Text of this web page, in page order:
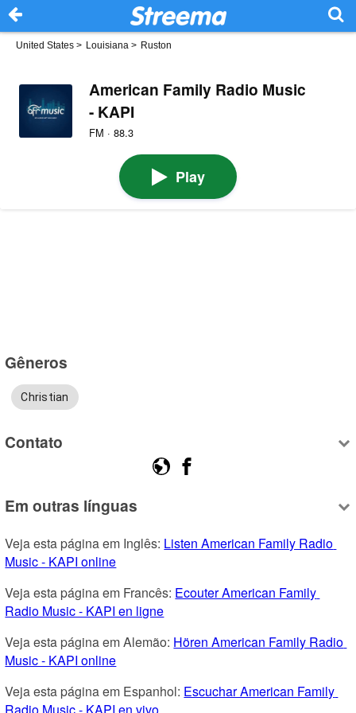
United States > Louisiana > Ruston
American Family Radio Music
- KAPI
FM · 88.3
Play
Gêneros
Christian
Contato
Em outras línguas
Veja esta página em Inglês: Listen American Family Radio
Music - KAPI online
Veja esta página em Francês: Ecouter American Family
Radio Music - KAPI en ligne
Veja esta página em Alemão: Hören American Family Radio
Music - KAPI online
Veja esta página em Espanhol: Escuchar American Family
Radio Music - KAPI en vivo